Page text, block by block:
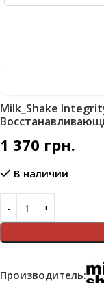
Milk_Shake
1 370 грн.
В наличии
Производитель: